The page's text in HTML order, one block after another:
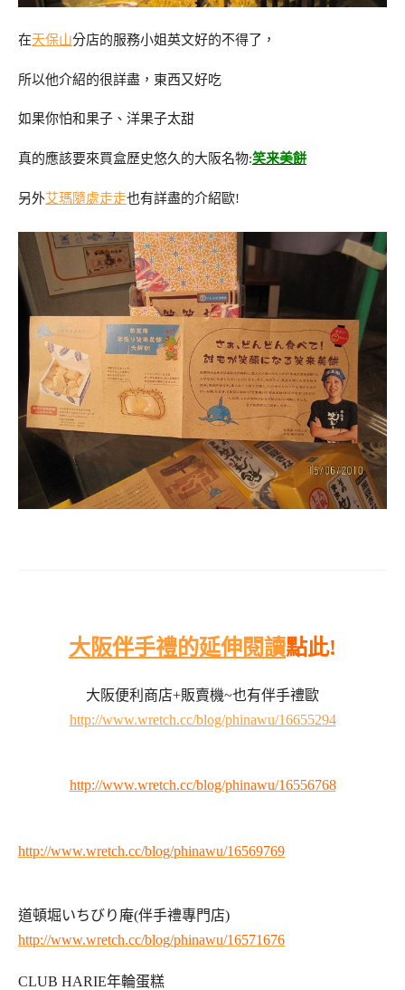
在天保山分店的服務小姐英文好的不得了，
所以他介紹的很詳盡，東西又好吃
如果你怕和果子、洋果子太甜
真的應該要來買盒歷史悠久的大阪名物:笑来美餅
另外艾瑪隨處走走也有詳盡的介紹歐!
大阪伴手禮的延伸閱讀點此!
大阪便利商店+販賣機~也有伴手禮歐
http://www.wretch.cc/blog/phinawu/16655294
http://www.wretch.cc/blog/phinawu/16556768
http://www.wretch.cc/blog/phinawu/16569769
道頓堀いちびり庵(伴手禮專門店)
http://www.wretch.cc/blog/phinawu/16571676
CLUB HARIE年輪蛋糕